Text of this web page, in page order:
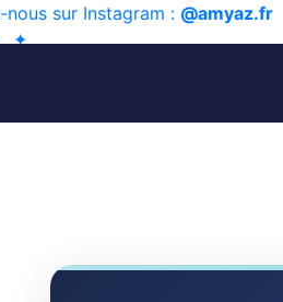
sur Instagram : @amyaz.fr